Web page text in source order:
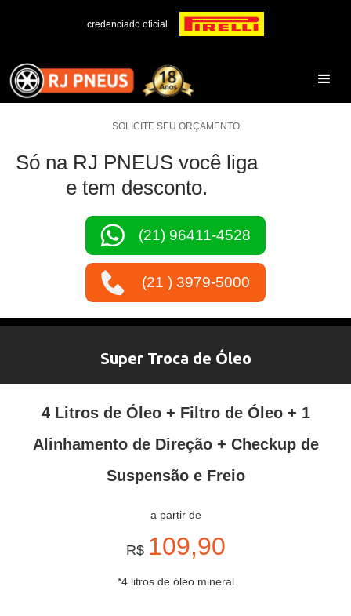
credenciado oficial
SOLICITE SEU ORÇAMENTO
Só na RJ PNEUS você liga
e tem desconto.
(21) 96411-4528
(21 ) 3979-5000
Super Troca de Óleo
4 Litros de Óleo + Filtro de Óleo + 1
Alinhamento de Direção + Checkup de
Suspensão e Freio
a partir de
R$ 109,90
*4 litros de óleo mineral